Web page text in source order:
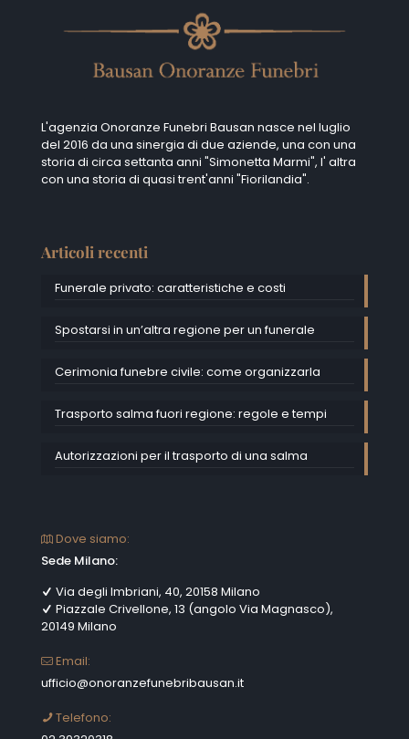
L'agenzia Onoranze Funebri Bausan nasce nel luglio
del 2016 da una sinergia di due aziende, una con una
storia di circa settanta anni "Simonetta Marmi", I' altra
con una storia di quasi trent'anni "Fiorilandia".
Articoli recenti
Funerale privato: caratteristiche e costi
Spostarsi in un’altra regione per un funerale
Cerimonia funebre civile: come organizzarla
Trasporto salma fuori regione: regole e tempi
Autorizzazioni per il trasporto di una salma
Dove siamo:
Sede Milano:
Via degli Imbriani, 40, 20158 Milano
Piazzale Crivellone, 13 (angolo Via Magnasco),
20149 Milano
Email:
ufficio@onoranzefunebribausan.it
Telefono: